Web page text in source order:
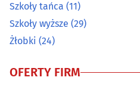
Szkoły tańca (11)
Szkoły wyższe (29)
Żłobki (24)
OFERTY FIRM